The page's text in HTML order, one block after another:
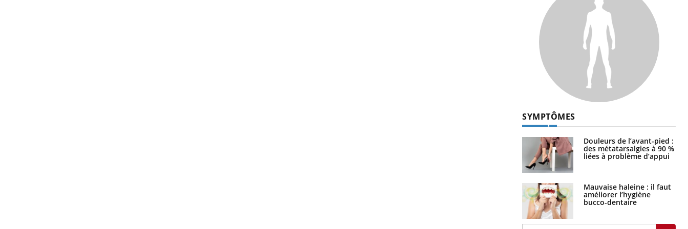
SYMPTÔMES
Douleurs de l’avant-pied :
des métatarsalgies à 90 %
liées à problème d’appui
Mauvaise haleine : il faut
améliorer l’hygiène
bucco-dentaire